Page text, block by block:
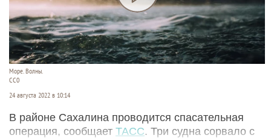
Море. Волны.
СС0
24 августа 2022 в 10:14
В районе Сахалина проводится спасательная
операция, сообщает ТАСС. Три судна сорвало с